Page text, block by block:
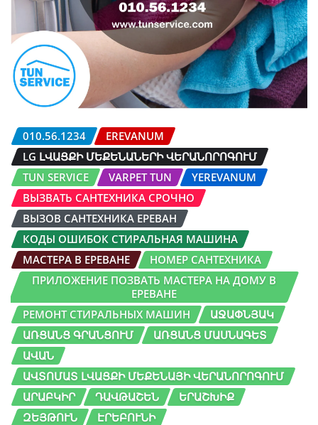
010.56.1234
EREVANUM
LG ԼՎԱՑՔԻ ՄԵՔԵՆԱՆԵՐԻ ՎԵՐԱՆՈՐՈԳՈՒՄ
TUN SERVICE
VARPET TUN
YEREVANUM
ВЫЗВАТЬ САНТЕХНИКА СРОЧНО
ВЫЗОВ САНТЕХНИКА ЕРЕВАН
КОДЫ ОШИБОК СТИРАЛЬНАЯ МАШИНА
МАСТЕРА В ЕРЕВАНЕ
НОМЕР САНТЕХНИКА
ПРИЛОЖЕНИЕ ПОЗВАТЬ МАСТЕРА НА ДОМУ В
ЕРЕВАНЕ
РЕМОНТ СТИРАЛЬНЫХ МАШИН
ԱՋԱՓՆՅԱԿ
ԱՌՑԱՆՑ ԳՐԱՆՑՈՒՄ
ԱՌՑԱՆՑ ՄԱՍՆԱԳԵՏ
ԱՎԱՆ
ԱՎՏՈՄԱՏ ԼՎԱՑՔԻ ՄԵՔԵՆԱՅԻ ՎԵՐԱՆՈՐՈԳՈՒՄ
ԱՐԱԲԿԻՐ
ԴԱՎԹԱՇԵՆ
ԵՐԱՇԽԻՔ
ԶԵՅԹՈՒՆ
ԷՐԵԲՈՒՆԻ